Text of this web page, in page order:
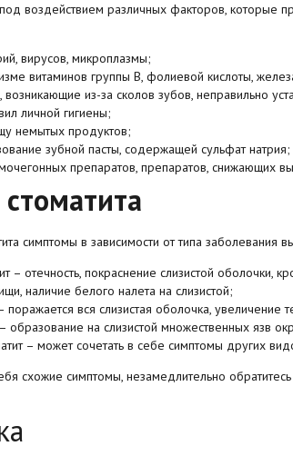
воздействием различных факторов, которые
вирусов, микроплазмы;
витаминов группы В, фолиевой кислоты,
возникающие из-за сколов зубов, неправильно
личной гигиены;
немытых продуктов;
зубной пасты, содержащей сульфат натрия;
препаратов, препаратов, снижающих
симптомы в зависимости от типа заболевания
– отечность, покраснение слизистой оболочки,
наличие белого налета на слизистой;
поражается вся слизистая оболочка, увеличение
образование на слизистой множественных язв
– может сочетать в себе симптомы других
схожие симптомы, незамедлительно